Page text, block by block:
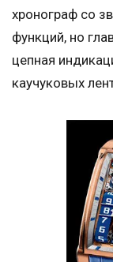
хронограф со
функций, но
цепная
каучуковых